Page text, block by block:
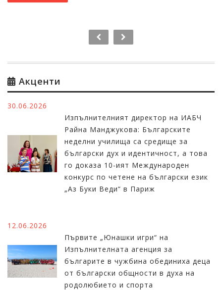
Акценти
30.06.2026
Изпълнителният директор на ИАБЧ
Райна Манджукова: Българските
неделни училища са средище за
български дух и идентичност, а това
го доказа 10-ият Международен
конкурс по четене на български език
„Аз Буки Веди“ в Париж
12.06.2026
Първите „Юнашки игри“ на
Изпълнителната агенция за
българите в чужбина обединиха деца
от български общности в духа на
родолюбието и спорта